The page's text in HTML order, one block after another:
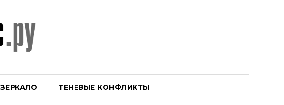
ЗЕРКАЛО ТЕНЕВЫЕ КОНФЛИКТЫ